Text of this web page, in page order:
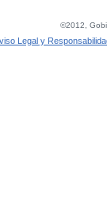
©2012,
Legal y